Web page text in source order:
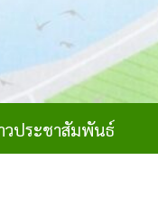
วประชาสัมพันธ์